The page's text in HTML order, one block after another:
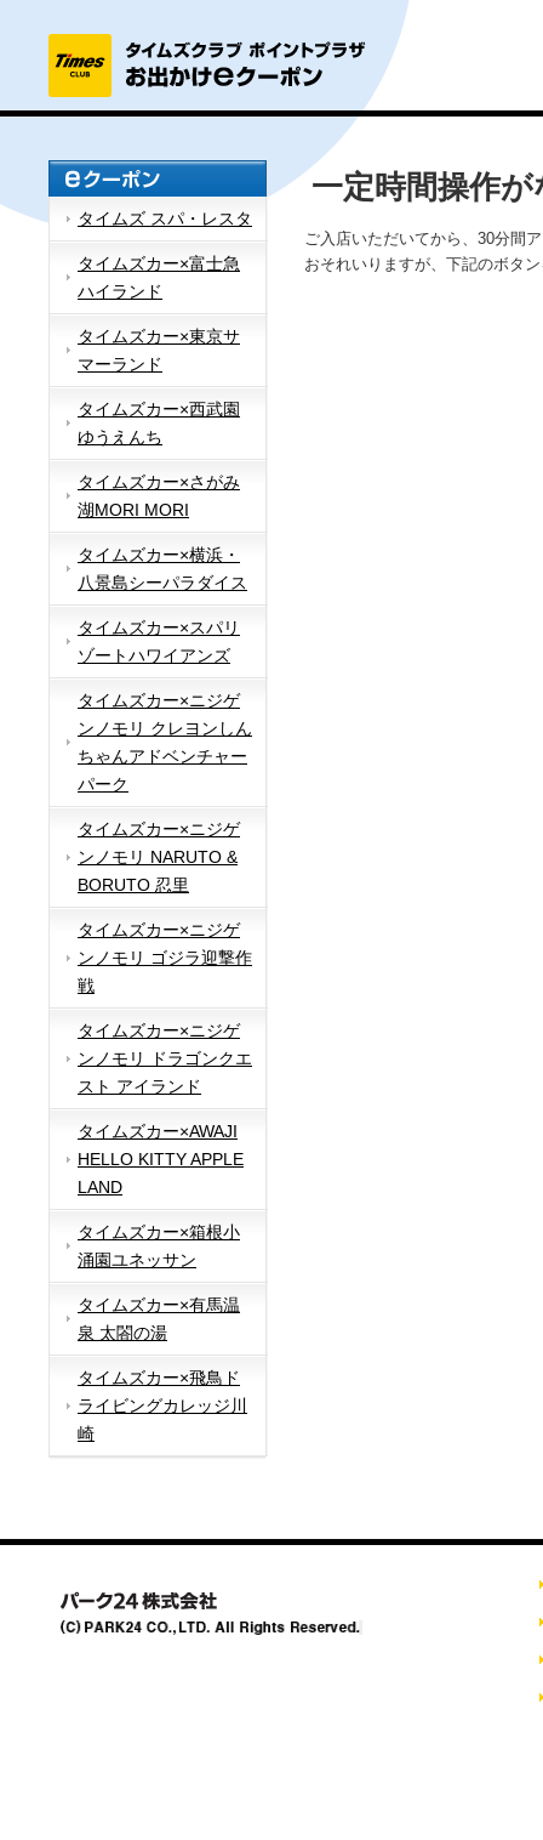
タイムズ スパ・レスタ
タイムズカー×富士急
ハイランド
タイムズカー×東京サ
マーランド
タイムズカー×西武園
ゆうえんち
タイムズカー×さがみ
湖MORI MORI
タイムズカー×横浜・
八景島シーパラダイス
タイムズカー×スパリ
ゾートハワイアンズ
タイムズカー×ニジゲ
ンノモリ クレヨンしん
ちゃんアドベンチャー
パーク
タイムズカー×ニジゲ
ンノモリ NARUTO &
BORUTO 忍里
タイムズカー×ニジゲ
ンノモリ ゴジラ迎撃作
戦
タイムズカー×ニジゲ
ンノモリ ドラゴンクエ
スト アイランド
タイムズカー×AWAJI
HELLO KITTY APPLE
LAND
タイムズカー×箱根小
涌園ユネッサン
タイムズカー×有馬温
泉 太閤の湯
タイムズカー×飛鳥ド
ライビングカレッジ川
崎
一定時間操作
ご入店いただいてから、30分間
おそれいりますが、下記のボタ